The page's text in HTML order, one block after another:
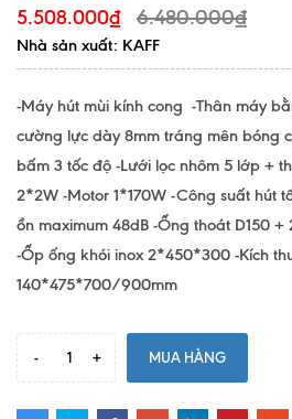
5.508.000₫ 6.480.000₫
Nhà sản xuất: KAFF
-Máy hút mùi kính cong -Thân máy
cường lực dày 8mm tráng mên bóng
bấm 3 tốc độ -Lưới lọc nhôm 5 lớp +
2*2W -Motor 1*170W -Công suất hút
ồn maximum 48dB -Ống thoát D150
-Ốp ống khói inox 2*450*300 -Kích
140*475*700/900mm
- + MUA HÀNG